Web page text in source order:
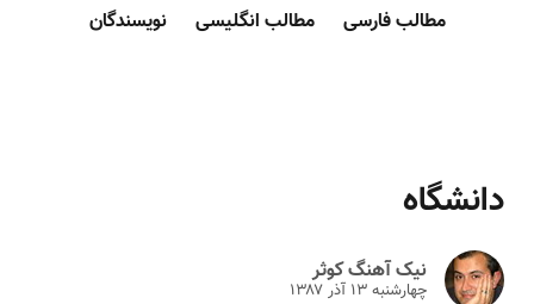
مطالب فارسی مطالب انگلیسی نویسندگان
دانشگاه
نیک آهنگ کوثر
چهارشنبه ۱۳ آذر ۱۳۸۷